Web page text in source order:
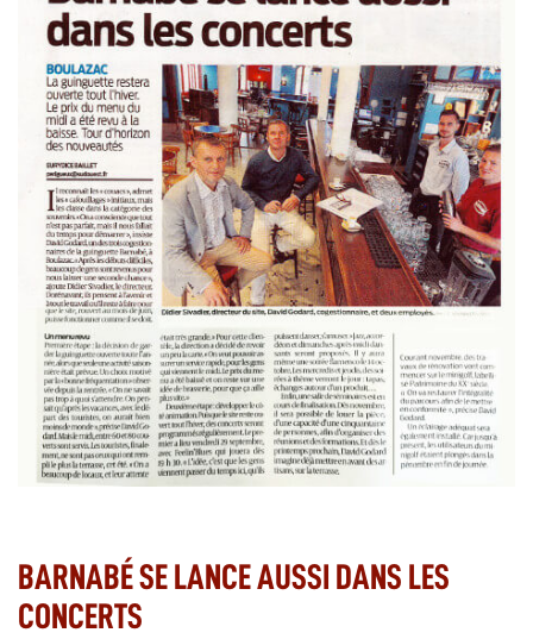
BARNABÉ SE LANCE AUSSI DANS LES
CONCERTS